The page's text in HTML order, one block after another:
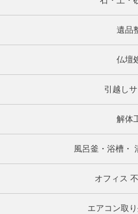
遺品
仏壇
引越し
解体
風呂釜・浴槽・
オフィス
エアコン取